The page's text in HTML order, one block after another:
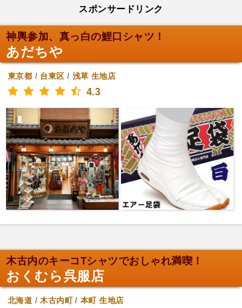
スポンサードリンク
神輿参加、真っ白の鯉口シャツ！
あだちや
東京都 / 台東区 / 浅草 生地店
4.3
木古内のキーコTシャツでおしゃれ満喫！
おくむら呉服店
北海道 /木古内町/本町 生地店